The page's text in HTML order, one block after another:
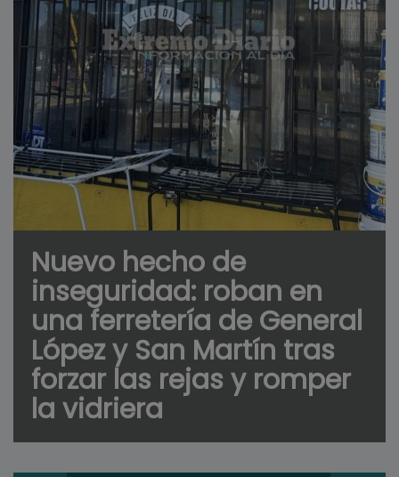
Nuevo hecho de
inseguridad: roban en
una ferretería de General
López y San Martín tras
forzar las rejas y romper
la vidriera